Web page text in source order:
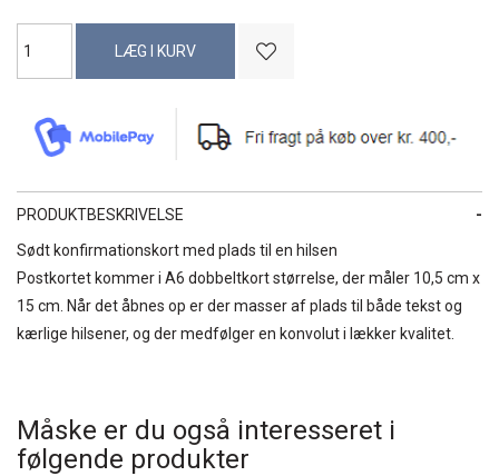
PRODUKTBESKRIVELSE
Sødt konfirmationskort med plads til en hilsen
Postkortet kommer i A6 dobbeltkort størrelse, der måler 10,5 cm x
15 cm. Når det åbnes op er der masser af plads til både tekst og
kærlige hilsener, og der medfølger en konvolut i lækker kvalitet.
Måske er du også interesseret i
følgende produkter